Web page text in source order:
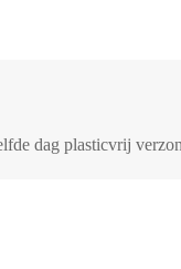
dag plasticvrij